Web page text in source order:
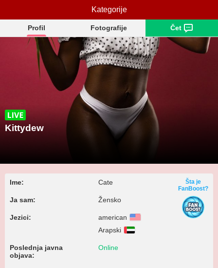
Kittydew
Profil Fotografije Čet
Kittydew
Ime: Cate
Ja sam: Žensko
Jezici:
american
Arapski
Poslednja javna
objava:
Online
Šta je
FanBoost?
Kategorije